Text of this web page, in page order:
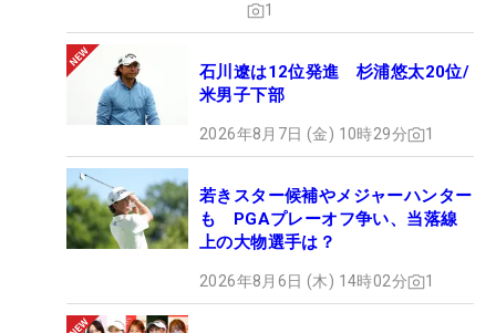
1
石川遼は12位発進 杉浦悠太20位/
米男子下部
2026年8月7日 (金) 10時29分 1
若きスター候補やメジャーハンター
も PGAプレーオフ争い、当落線
上の大物選手は？
2026年8月6日 (木) 14時02分 1